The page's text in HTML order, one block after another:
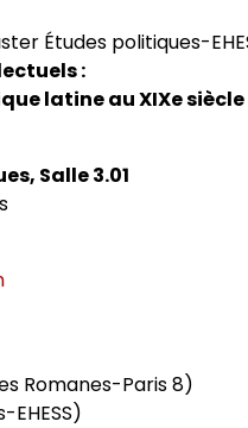
Études politiques-
:
latine au XIXe siècle
Salle 3.01
Romanes-Paris 8)